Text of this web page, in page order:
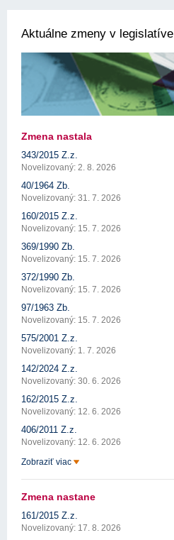
Aktuálne zmeny v legislatíve
Zmena nastala
343/2015 Z.z.
Novelizovaný: 2. 8. 2026
40/1964 Zb.
Novelizovaný: 31. 7. 2026
160/2015 Z.z.
Novelizovaný: 15. 7. 2026
369/1990 Zb.
Novelizovaný: 15. 7. 2026
372/1990 Zb.
Novelizovaný: 15. 7. 2026
97/1963 Zb.
Novelizovaný: 15. 7. 2026
575/2001 Z.z.
Novelizovaný: 1. 7. 2026
142/2024 Z.z.
Novelizovaný: 30. 6. 2026
162/2015 Z.z.
Novelizovaný: 12. 6. 2026
406/2011 Z.z.
Novelizovaný: 12. 6. 2026
Zobraziť viac
Zmena nastane
161/2015 Z.z.
Novelizovaný: 17. 8. 2026